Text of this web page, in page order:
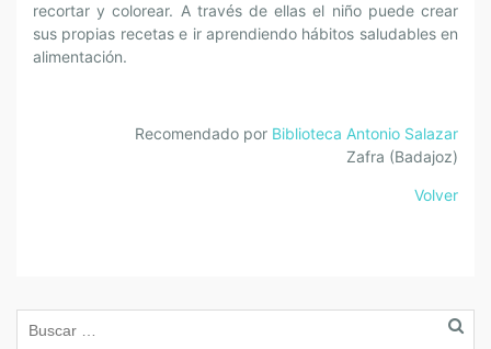
recortar y colorear. A través de ellas el niño puede crear
sus propias recetas e ir aprendiendo hábitos saludables en
alimentación.
Recomendado por Biblioteca Antonio Salazar
Zafra (Badajoz)
Volver